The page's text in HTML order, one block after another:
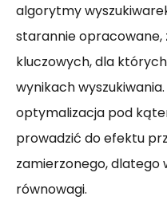
algorytmy
starannie opracowane,
kluczowych, dla
wynikach
optymalizacja pod
prowadzić do efektu
zamierzonego, dlatego
równowagi.